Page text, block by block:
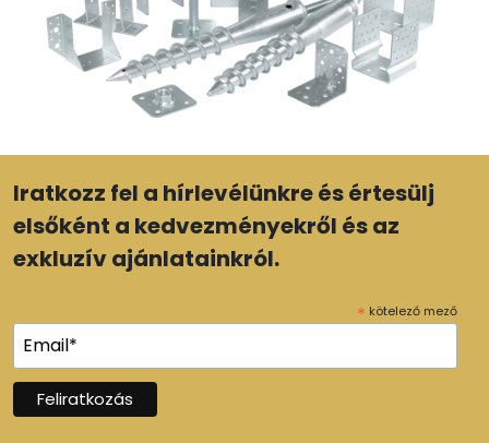
Iratkozz fel a hírlevélünkre és értesülj
elsőként a kedvezményekről és az
exkluzív ajánlatainkról.
* kötelező mező